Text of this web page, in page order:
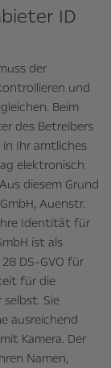
ID
der
und
Beim
des Betreibers
Ihr amtliches
elektronisch
diesem Grund
Auenstr.
Identität für
ist als
DS-GVO für
für die
Sie
ausreichend
Kamera. Der
Namen,